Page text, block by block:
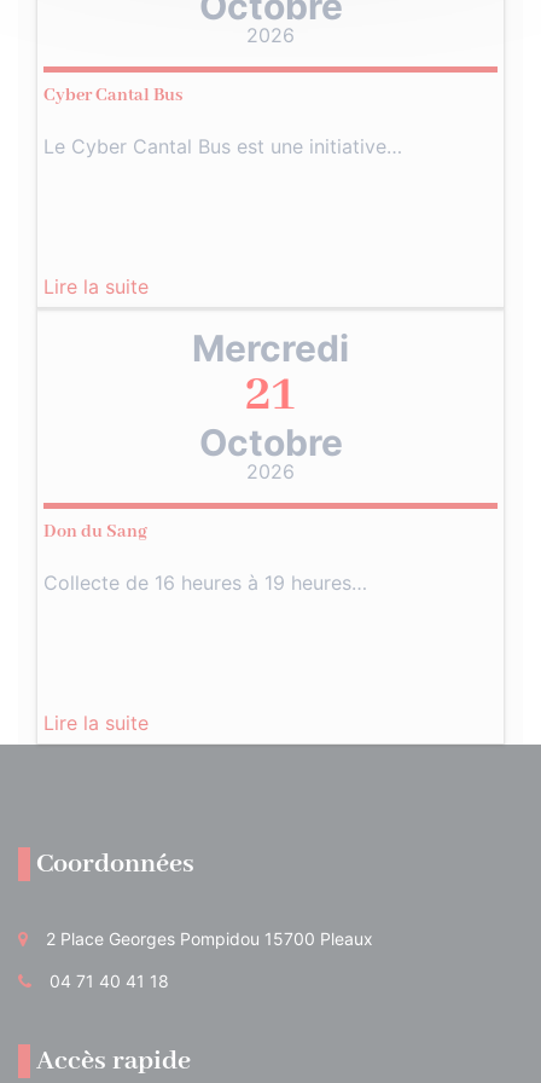
2026
Cyber Cantal Bus
Le Cyber Cantal Bus est une initiative…
Lire la suite
Mercredi
21
Octobre
2026
Don du Sang
Collecte de 16 heures à 19 heures…
Lire la suite
Coordonnées
2 Place Georges Pompidou 15700 Pleaux
04 71 40 41 18
Accès rapide